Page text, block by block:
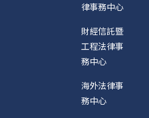
律事務中心
財經信託暨
工程法律事
務中心
海外法律事
務中心